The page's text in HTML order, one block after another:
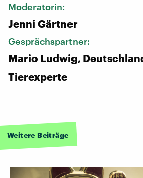
Moderatorin:
Jenni Gärtner
Gesprächspartner:
Mario Ludwig,
Tierexperte
Weitere Beiträge